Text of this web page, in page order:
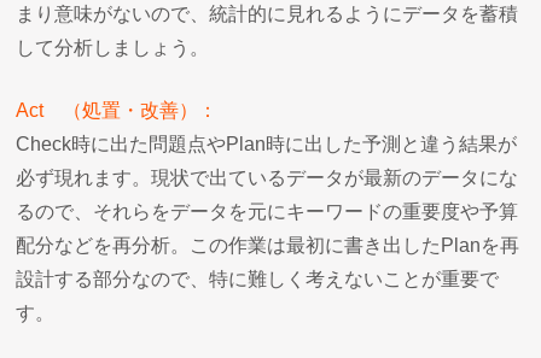
まり意味がないので、統計的に見れるようにデータを蓄積
して分析しましょう。
Act （処置・改善）：
Check時に出た問題点やPlan時に出した予測と違う結果が
必ず現れます。現状で出ているデータが最新のデータにな
るので、それらをデータを元にキーワードの重要度や予算
配分などを再分析。この作業は最初に書き出したPlanを再
設計する部分なので、特に難しく考えないことが重要で
す。